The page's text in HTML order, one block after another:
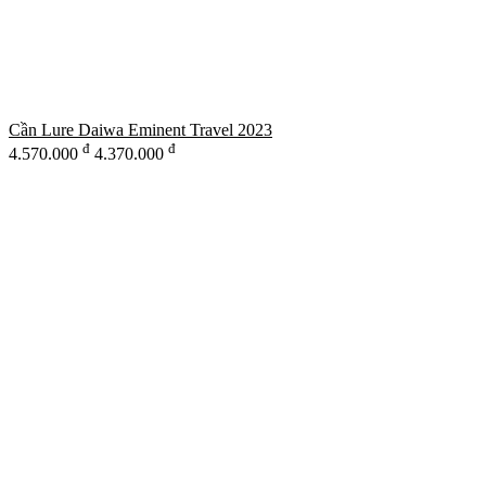
Cần Lure Daiwa Eminent Travel 2023
4.570.000 đ 4.370.000 đ